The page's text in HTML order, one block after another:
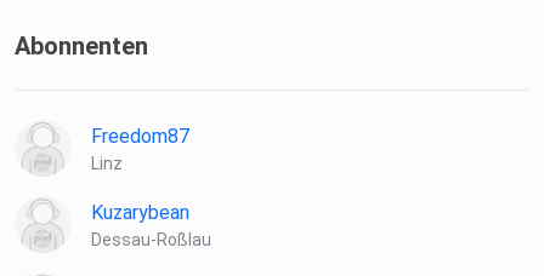
Abonnenten
Freedom87
Linz
Kuzarybean
Dessau-Roßlau